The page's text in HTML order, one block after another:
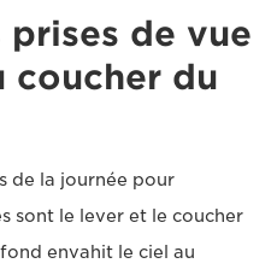
de vue
coucher du
de la journée pour
sont le lever et le coucher
envahit le ciel au